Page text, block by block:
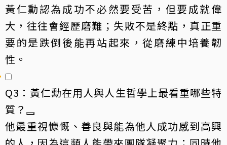
黃仁勳認為成功不必然要受苦，但要成就偉
大，往往會經歷磨難；失敗不是終點，真正重
要的是跌倒後能再站起來，從磨練中培養韌
性。
Q3：黃仁勳在用人與人生哲學上最看重哪些特
質？
他最重視慷慨、善良與能為他人成功感到高興